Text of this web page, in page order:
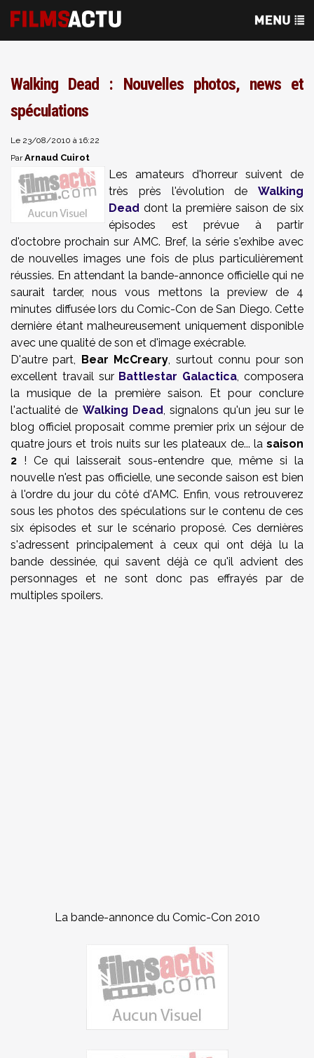
Walking Dead : Nouvelles photos, news et
spéculations
Le 23/08/2010 à 16:22
ParArnaud Cuirot
Les amateurs d'horreur suivent de
très près l'évolution de Walking
Dead dont la première saison de six
épisodes est prévue à partir
d'octobre prochain sur AMC. Bref, la série s'exhibe avec
de nouvelles images une fois de plus particulièrement
réussies. En attendant la bande-annonce officielle qui ne
saurait tarder, nous vous mettons la preview de 4
minutes diffusée lors du Comic-Con de San Diego. Cette
dernière étant malheureusement uniquement disponible
avec une qualité de son et d'image exécrable.
D'autre part, Bear McCreary, surtout connu pour son
excellent travail sur Battlestar Galactica, composera
la musique de la première saison. Et pour conclure
l'actualité de Walking Dead, signalons qu'un jeu sur le
blog officiel proposait comme premier prix un séjour de
quatre jours et trois nuits sur les plateaux de... la saison
2 ! Ce qui laisserait sous-entendre que, même si la
nouvelle n'est pas officielle, une seconde saison est bien
à l'ordre du jour du côté d'AMC. Enfin, vous retrouverez
sous les photos des spéculations sur le contenu de ces
six épisodes et sur le scénario proposé. Ces dernières
s'adressent principalement à ceux qui ont déjà lu la
bande dessinée, qui savent déjà ce qu'il advient des
personnages et ne sont donc pas effrayés par de
multiples spoilers.
La bande-annonce du Comic-Con 2010